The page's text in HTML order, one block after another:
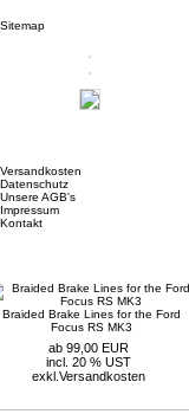
Sitemap
Versandkosten
Datenschutz
Unsere AGB's
Impressum
Kontakt
Braided Brake Lines for the Ford
Focus RS MK3
ab 99,00 EUR
incl. 20 % UST
exkl. Versandkosten